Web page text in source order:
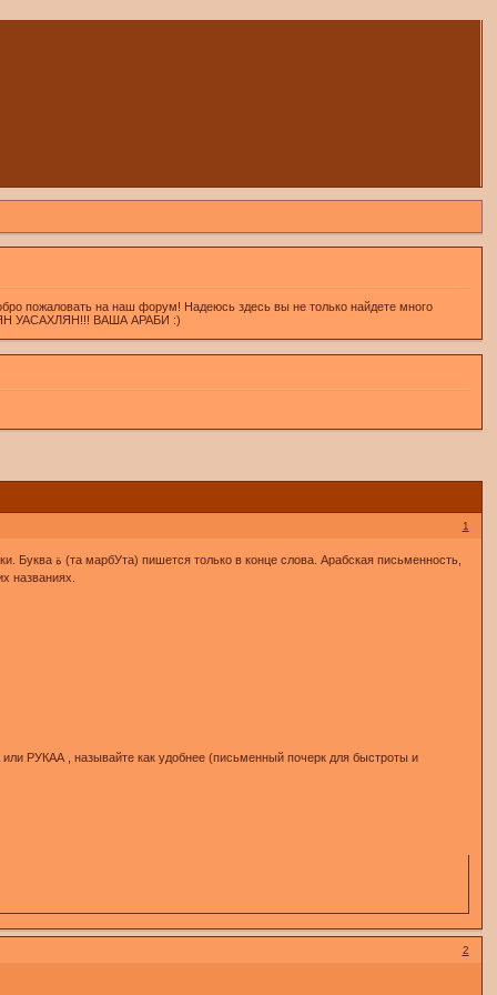
пожаловать на наш форум! Надеюсь здесь вы не только найдете много
УАСАХЛЯН!!! ВАША АРАБИ :)
1
названиях.
РУКАА , называйте как удобнее (письменный почерк для быстроты и
2